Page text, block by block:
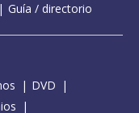
Guía / directorio
DVD